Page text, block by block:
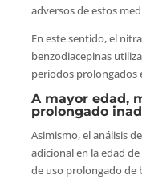
adversos de estos
En este sentido, el
benzodiacepinas
períodos prolongados
A mayor edad,
prolongado
Asimismo, el análisis
adicional en la edad
de uso prolongado de